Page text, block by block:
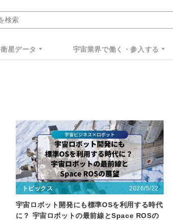
衛星データ 宇宙業界で働く・参入する
トピックス 2026/5/22
宇宙ロボット開発にも標準OSを利用する時代
に？ 宇宙ロボットの最前線とSpace ROSの